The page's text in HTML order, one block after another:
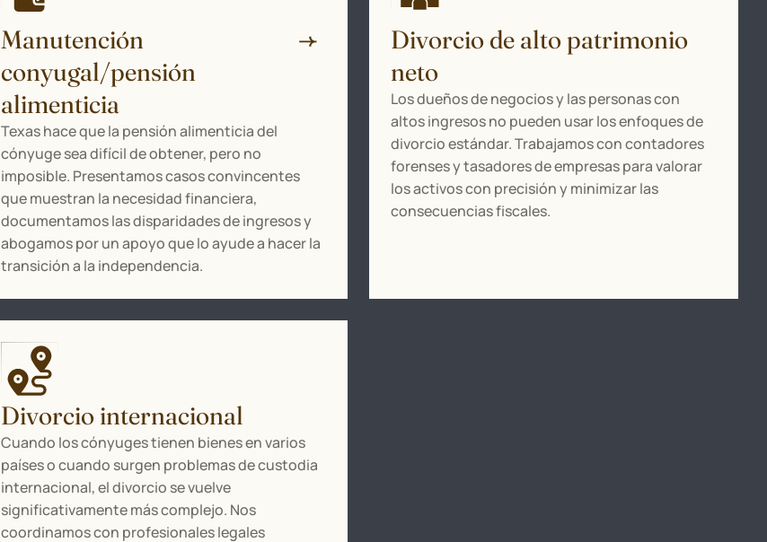
Manutención
conyugal/pensión
alimenticia
Texas hace que la pensión alimenticia del
cónyuge sea difícil de obtener, pero no
imposible. Presentamos casos convincentes
que muestran la necesidad financiera,
documentamos las disparidades de ingresos y
abogamos por un apoyo que lo ayude a hacer la
transición a la independencia.
Divorcio de alto patrimonio
neto
Los dueños de negocios y las personas con
altos ingresos no pueden usar los enfoques de
divorcio estándar. Trabajamos con contadores
forenses y tasadores de empresas para valorar
los activos con precisión y minimizar las
consecuencias fiscales.
Divorcio internacional
Cuando los cónyuges tienen bienes en varios
países o cuando surgen problemas de custodia
internacional, el divorcio se vuelve
significativamente más complejo. Nos
coordinamos con profesionales legales